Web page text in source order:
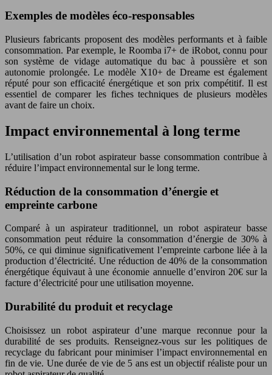
Exemples de modèles éco-responsables
Plusieurs fabricants proposent des modèles performants et à faible
consommation. Par exemple, le Roomba i7+ de iRobot, connu pour
son système de vidage automatique du bac à poussière et son
autonomie prolongée. Le modèle X10+ de Dreame est également
réputé pour son efficacité énergétique et son prix compétitif. Il est
essentiel de comparer les fiches techniques de plusieurs modèles
avant de faire un choix.
Impact environnemental à long terme
L’utilisation d’un robot aspirateur basse consommation contribue à
réduire l’impact environnemental sur le long terme.
Réduction de la consommation d’énergie et
empreinte carbone
Comparé à un aspirateur traditionnel, un robot aspirateur basse
consommation peut réduire la consommation d’énergie de 30% à
50%, ce qui diminue significativement l’empreinte carbone liée à la
production d’électricité. Une réduction de 40% de la consommation
énergétique équivaut à une économie annuelle d’environ 20€ sur la
facture d’électricité pour une utilisation moyenne.
Durabilité du produit et recyclage
Choisissez un robot aspirateur d’une marque reconnue pour la
durabilité de ses produits. Renseignez-vous sur les politiques de
recyclage du fabricant pour minimiser l’impact environnemental en
fin de vie. Une durée de vie de 5 ans est un objectif réaliste pour un